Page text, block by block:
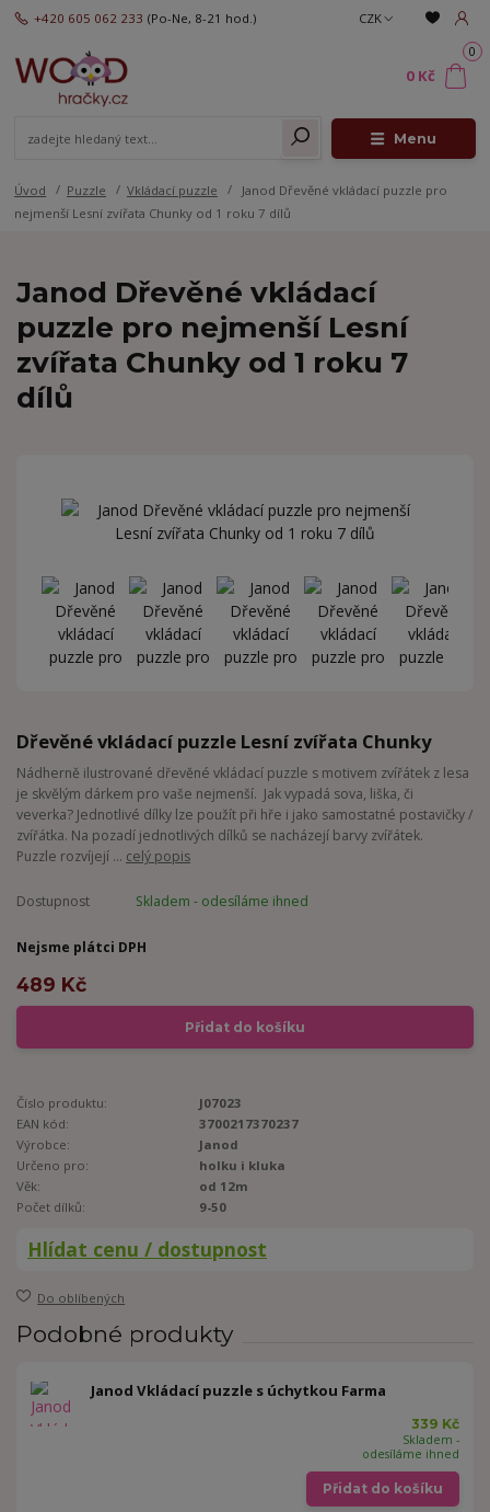
Menu
CZK
+420 605 062 233 (Po-Ne, 8-21 hod.)
0
0 Kč
Úvod Puzzle Vkládací puzzle
Janod Dřevěné vkládací puzzle pro
nejmenší Lesní zvířata Chunky od 1 roku 7 dílů
Janod Dřevěné vkládací
puzzle pro nejmenší Lesní
zvířata Chunky od 1 roku 7
dílů
Dřevěné vkládací puzzle Lesní zvířata Chunky
Nádherně ilustrované dřevěné vkládací puzzle s motivem zvířátek z lesa
je skvělým dárkem pro vaše nejmenší. Jak vypadá sova, liška, či
veverka? Jednotlivé dílky lze použít při hře i jako samostatné postavičky /
zvířátka. Na pozadí jednotlivých dílků se nacházejí barvy zvířátek.
Puzzle rozvíjejí ... celý popis
Dostupnost Skladem - odesíláme ihned
Nejsme plátci DPH
489 Kč
Přidat do košíku
Číslo produktu:
J07023
EAN kód:
3700217370237
Výrobce:
Janod
Určeno pro:
holku i kluka
Věk:
od 12m
Počet dílků:
9-50
Hlídat cenu / dostupnost
Do oblíbených
Podobné produkty
Janod Vkládací puzzle s úchytkou Farma
339 Kč
Skladem -
odesíláme ihned
Přidat do košíku